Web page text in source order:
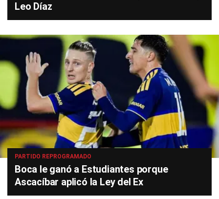
Leo Díaz
PARTIDO REPROGRAMADO
Boca le ganó a Estudiantes porque
Ascacíbar aplicó la Ley del Ex